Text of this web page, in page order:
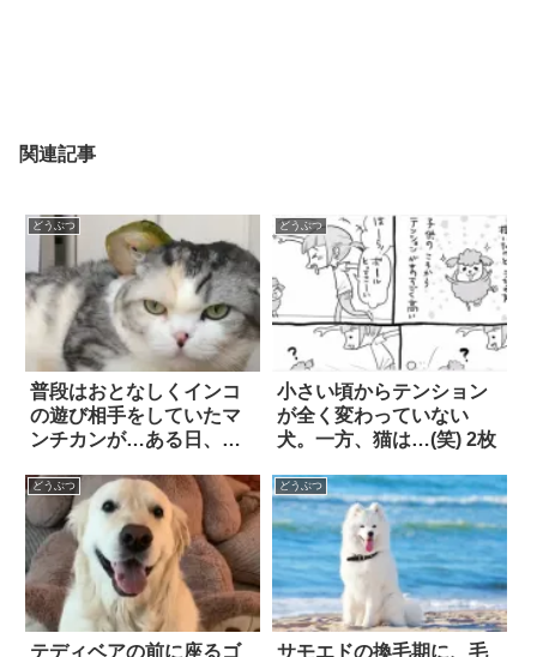
関連記事
どうぶつ
普段はおとなしくインコ
の遊び相手をしていたマ
ンチカンが…ある日、
た！？
どうぶつ
小さい頃からテンション
が全く変わっていない
犬。一方、猫は…(笑) 2枚
どうぶつ
テディベアの前に座るゴ
どうぶつ
サモエドの換毛期に、毛